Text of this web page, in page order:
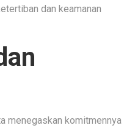
dan keamanan
menegaskan komitmennya